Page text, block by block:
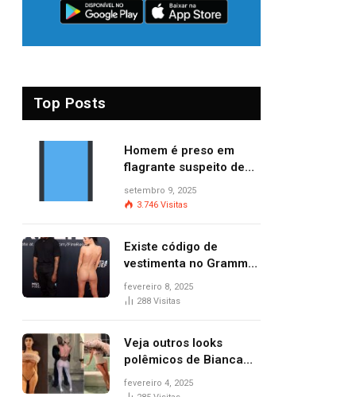
Top Posts
Homem é preso em
flagrante suspeito de
provocar dois incêndios
criminosos no mesmo
setembro 9, 2025
3.746 Visitas
Existe código de
vestimenta no Grammy?
Questionamento surgiu
após Bianca Censori,
premiação
fevereiro 8, 2025
288 Visitas
Veja outros looks
polêmicos de Bianca
Censori, esposa de
Kanye West que
fevereiro 4, 2025